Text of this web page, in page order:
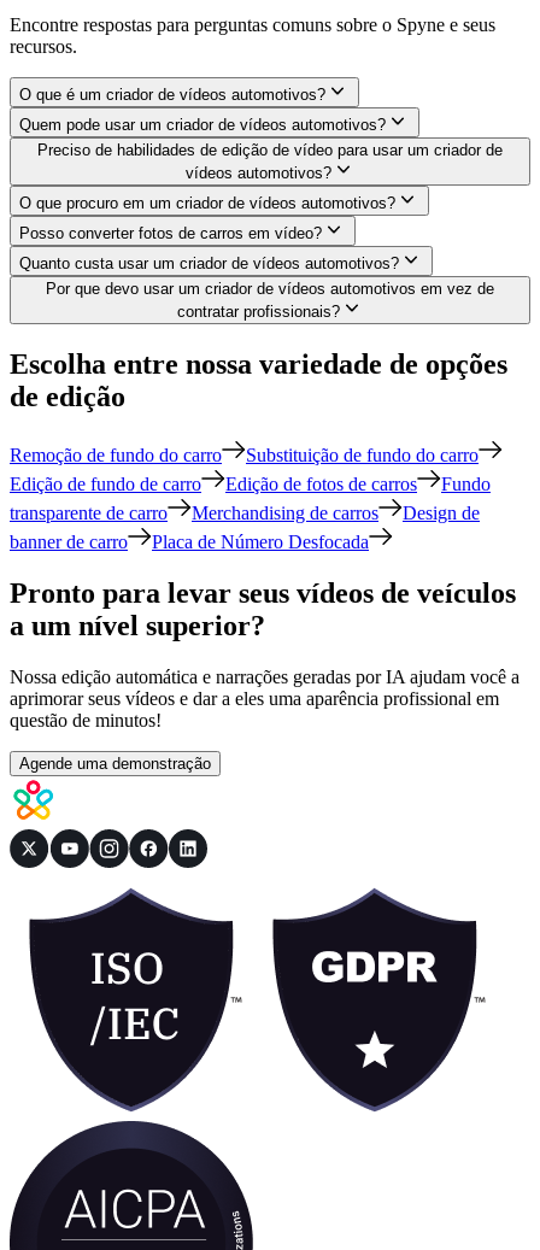
Encontre respostas para perguntas comuns sobre o Spyne e seus
recursos.
O que é um criador de vídeos automotivos?
Quem pode usar um criador de vídeos automotivos?
Preciso de habilidades de edição de vídeo para usar um criador de
vídeos automotivos?
O que procuro em um criador de vídeos automotivos?
Posso converter fotos de carros em vídeo?
Quanto custa usar um criador de vídeos automotivos?
Por que devo usar um criador de vídeos automotivos em vez de
contratar profissionais?
Escolha entre nossa variedade de opções
de edição
Remoção de fundo do carro
Substituição de fundo do carro
Edição de fundo de carro
Edição de fotos de carros
Fundo
transparente de carro
Merchandising de carros
Design de
banner de carro
Placa de Número Desfocada
Pronto para levar seus vídeos de veículos
a um nível superior?
Nossa edição automática e narrações geradas por IA ajudam você a
aprimorar seus vídeos e dar a eles uma aparência profissional em
questão de minutos!
Agende uma demonstração